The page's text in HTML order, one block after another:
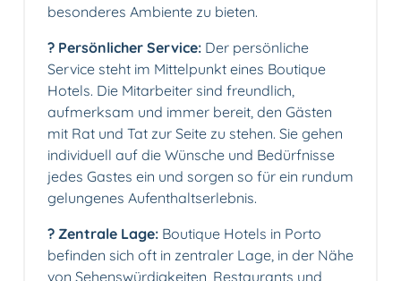
besonderes Ambiente zu bieten.
? Persönlicher Service: Der persönliche
Service steht im Mittelpunkt eines Boutique
Hotels. Die Mitarbeiter sind freundlich,
aufmerksam und immer bereit, den Gästen
mit Rat und Tat zur Seite zu stehen. Sie gehen
individuell auf die Wünsche und Bedürfnisse
jedes Gastes ein und sorgen so für ein rundum
gelungenes Aufenthaltserlebnis.
? Zentrale Lage: Boutique Hotels in Porto
befinden sich oft in zentraler Lage, in der Nähe
von Sehenswürdigkeiten, Restaurants und